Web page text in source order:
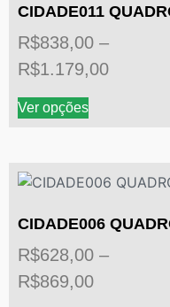
CIDADE011
R$838,00 –
R$1.179,00
Ver opções
CIDADE006
R$628,00 –
R$869,00